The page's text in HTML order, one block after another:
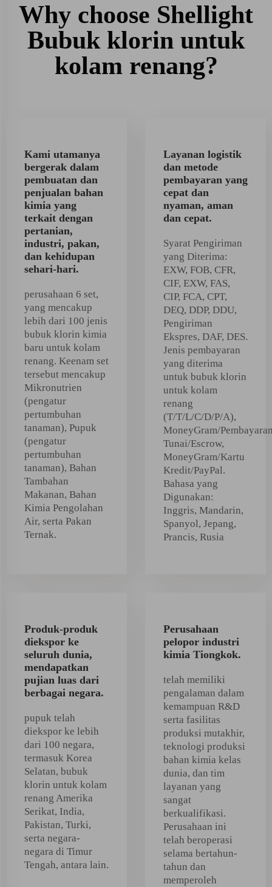
Why choose Shellight
Bubuk klorin untuk
kolam renang?
Kami utamanya
bergerak dalam
pembuatan dan
penjualan bahan
kimia yang
terkait dengan
pertanian,
industri, pakan,
dan kehidupan
sehari-hari.
perusahaan 6 set,
yang mencakup
lebih dari 100 jenis
bubuk klorin kimia
baru untuk kolam
renang. Keenam set
tersebut mencakup
Mikronutrien
(pengatur
pertumbuhan
tanaman), Pupuk
(pengatur
pertumbuhan
tanaman), Bahan
Tambahan
Makanan, Bahan
Kimia Pengolahan
Air, serta Pakan
Ternak.
Layanan logistik
dan metode
pembayaran yang
cepat dan
nyaman, aman
dan cepat.
Syarat Pengiriman
yang Diterima:
EXW, FOB, CFR,
CIF, EXW, FAS,
CIP, FCA, CPT,
DEQ, DDP, DDU,
Pengiriman
Ekspres, DAF, DES.
Jenis pembayaran
yang diterima
untuk bubuk klorin
untuk kolam
renang
(T/T/L/C/D/P/A),
MoneyGram/
Tunai/Escrow,
MoneyGram/Kartu
Kredit/PayPal.
Bahasa yang
Digunakan:
Inggris, Mandarin,
Spanyol, Jepang,
Prancis, Rusia
Produk-produk
diekspor ke
seluruh dunia,
mendapatkan
pujian luas dari
berbagai negara.
pupuk telah
diekspor ke lebih
dari 100 negara,
termasuk Korea
Selatan, bubuk
klorin untuk kolam
renang Amerika
Serikat, India,
Pakistan, Turki,
serta negara-
negara di Timur
Tengah, antara lain.
Perusahaan
pelopor industri
kimia Tiongkok.
telah memiliki
pengalaman dalam
kemampuan R&D
serta fasilitas
produksi mutakhir,
teknologi produksi
bahan kimia kelas
dunia, dan tim
layanan yang
sangat
berkualifikasi.
Perusahaan ini
telah beroperasi
selama bertahun-
tahun dan
memperoleh